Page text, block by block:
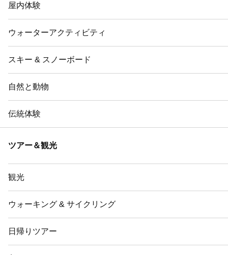
屋内体験
ウォーターアクティビティ
スキー & スノーボード
自然と動物
伝統体験
ツアー＆観光
観光
ウォーキング & サイクリング
日帰りツアー